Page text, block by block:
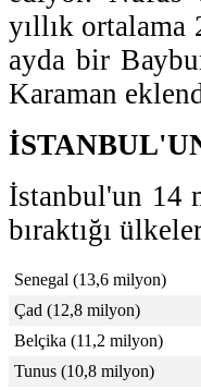
yıllık
ayda bir
Karaman
İstanbul'un 14
bıraktığı
Senegal (13,6 milyon)
Çad (12,8 milyon)
Belçika (11,2 milyon)
Tunus (10,8 milyon)